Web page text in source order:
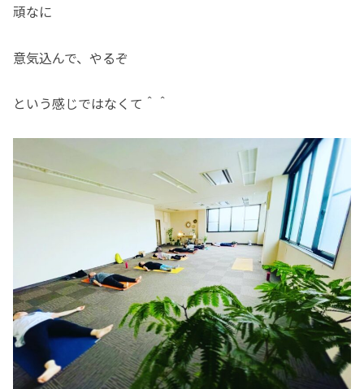
頑なに
意気込んで、やるぞ
という感じではなくて＾＾